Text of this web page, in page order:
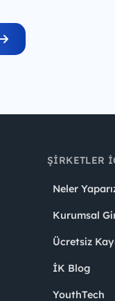
ŞIRKETLER
Neler
Kurumsal
Ücretsiz
İK Blog
YouthTech